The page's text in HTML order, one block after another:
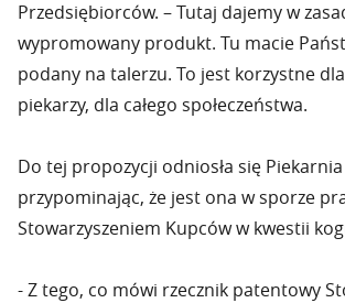
Przedsiębiorców. – Tutaj dajemy w
wypromowany produkt. Tu macie
podany na talerzu. To jest korzystne
piekarzy, dla całego społeczeństwa.
Do tej propozycji odniosła się
przypominając, że jest ona w sporze
Stowarzyszeniem Kupców w kwestii
- Z tego, co mówi rzecznik patentowy